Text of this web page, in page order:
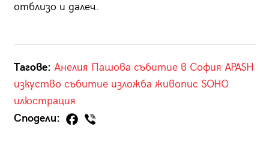
отблизо и далеч.
Тагове: Анелия Пашова събитие в София APASH
изкуство събитие изложба живопис SOHO
илюстрация
Сподели: